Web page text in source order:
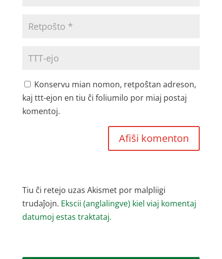
Konservu mian nomon, retpoŝtan adreson,
kaj ttt-ejon en tiu ĉi foliumilo por miaj postaj
komentoj.
Tiu ĉi retejo uzas Akismet por malpliigi
trudaĵojn. Ekscii (anglalingve) kiel viaj komentaj
datumoj estas traktataj.